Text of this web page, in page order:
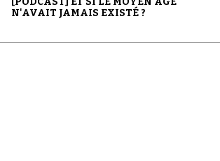
N'AVAIT JAMAIS EXISTÉ ?